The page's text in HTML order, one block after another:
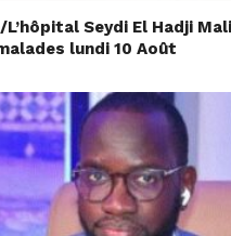
L’hôpital Seydi El Hadji
lundi 10 Août